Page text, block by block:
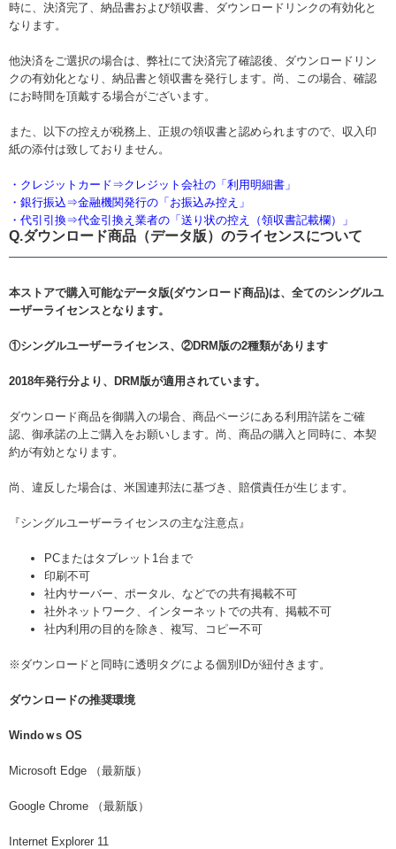
時に、決済完了、納品書および領収書、ダウンロードリンクの有効化と
なります。
他決済をご選択の場合は、弊社にて決済完了確認後、ダウンロードリン
クの有効化となり、納品書と領収書を発行します。尚、この場合、確認
にお時間を頂戴する場合がございます。
また、以下の控えが税務上、正規の領収書と認められますので、 収入印
紙の添付は致しておりません。
・クレジットカード⇒クレジット会社の「利用明細書」
・銀行振込⇒金融機関発行の「お振込み控え」
・代引引換⇒代金引換え業者の「送り状の控え（領収書記載欄）」
Q.ダウンロード商品（データ版）のライセンスについて
本ストアで購入可能なデータ版(ダウンロード商品)は、全てのシングルユ
ーザーライセンスとなります。
①シングルユーザーライセンス、②DRM版の2種類があります
2018年発行分より、DRM版が適用されています。
ダウンロード商品を御購入の場合、商品ページにある利用許諾をご確
認、御承諾の上ご購入をお願いします。尚、商品の購入と同時に、本契
約が有効となります。
尚、違反した場合は、米国連邦法に基づき、賠償責任が生じます。
『シングルユーザーライセンスの主な注意点』
PCまたはタブレット1台まで
印刷不可
社内サーバー、ポータル、などでの共有掲載不可
社外ネットワーク、インターネットでの共有、掲載不可
社内利用の目的を除き、複写、コピー不可
※ ダウンロードと同時に透明タグによる個別IDが紐付きます。
ダウンロードの推奨環境
Windoｗs OS
Microsoft Edge （最新版）
Google Chrome （最新版）
Internet Explorer 11